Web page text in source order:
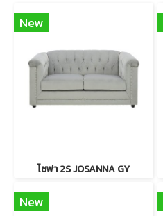
New
โซฟา 2S JOSANNA GY
New